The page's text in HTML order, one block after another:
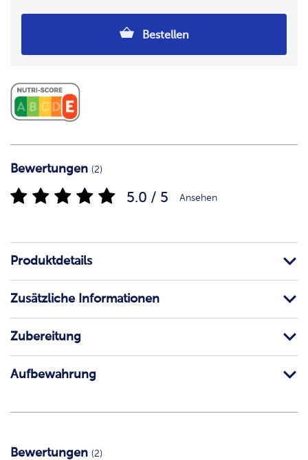
Bestellen
Bewertungen (2)
5.0 / 5 Ansehen
Produktdetails
Zusätzliche Informationen
Zubereitung
Aufbewahrung
Bewertungen (2)